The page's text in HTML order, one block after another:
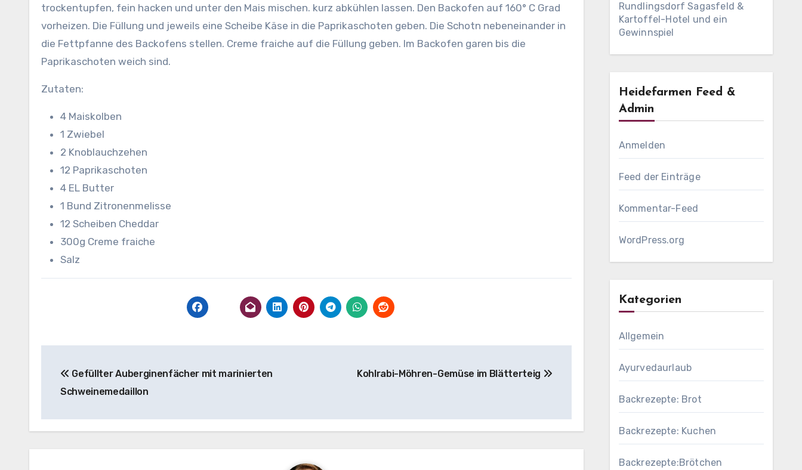
trockentupfen, fein hacken und unter den Mais mischen. kurz abkühlen lassen. Den Backofen auf 160° C Grad
vorheizen. Die Füllung und jeweils eine Scheibe Käse in die Paprikaschoten geben. Die Schotn nebeneinander in
die Fettpfanne des Backofens stellen. Creme fraiche auf die Füllung geben. Im Backofen garen bis die
Paprikaschoten weich sind.
Zutaten:
4 Maiskolben
1 Zwiebel
2 Knoblauchzehen
12 Paprikaschoten
4 EL Butter
1 Bund Zitronenmelisse
12 Scheiben Cheddar
300g Creme fraiche
Salz
Gefüllter Auberginenfächer mit marinierten
Schweinemedaillon
Kohlrabi-Möhren-Gemüse im Blätterteig
Rundlingsdorf Sagasfeld &
Kartoffel-Hotel und ein
Gewinnspiel
Heidefarmen Feed &
Admin
Anmelden
Feed der Einträge
Kommentar-Feed
WordPress.org
Kategorien
Allgemein
Ayurvedaurlaub
Backrezepte: Brot
Backrezepte: Kuchen
Backrezepte:Brötchen